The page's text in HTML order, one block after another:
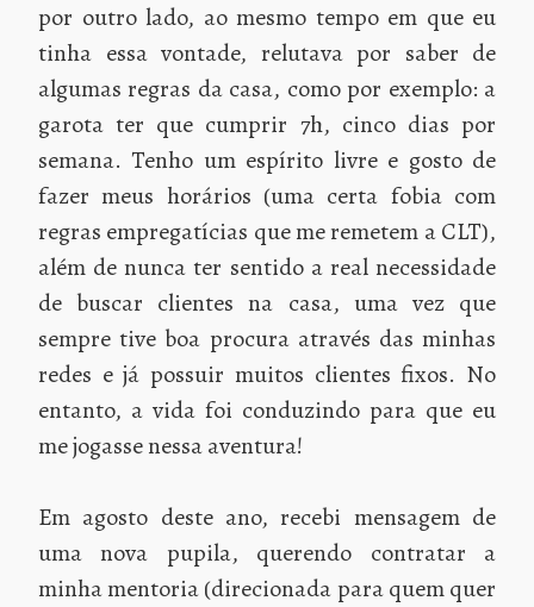
por outro lado, ao mesmo tempo em que eu
tinha essa vontade, relutava por saber de
algumas regras da casa, como por exemplo: a
garota ter que cumprir 7h, cinco dias por
semana. Tenho um espírito livre e gosto de
fazer meus horários (uma certa fobia com
regras empregatícias que me remetem a CLT),
além de nunca ter sentido a real necessidade
de buscar clientes na casa, uma vez que
sempre tive boa procura através das minhas
redes e já possuir muitos clientes fixos. No
entanto, a vida foi conduzindo para que eu
me jogasse nessa aventura!
Em agosto deste ano, recebi mensagem de
uma nova pupila, querendo contratar a
minha mentoria (direcionada para quem quer